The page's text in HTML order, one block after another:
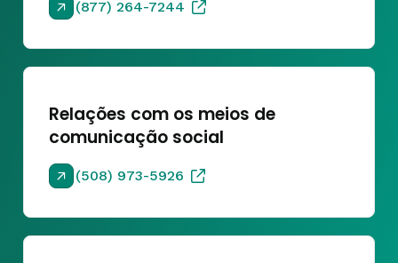
(877) 264-7244
Relações com os meios de
comunicação social
(508) 973-5926